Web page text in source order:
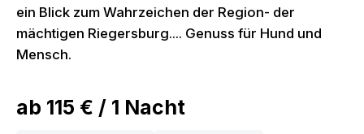
ein Blick zum Wahrzeichen der Region- der
mächtigen Riegersburg.... Genuss für Hund und
Mensch.
ab 115 € / 1 Nacht